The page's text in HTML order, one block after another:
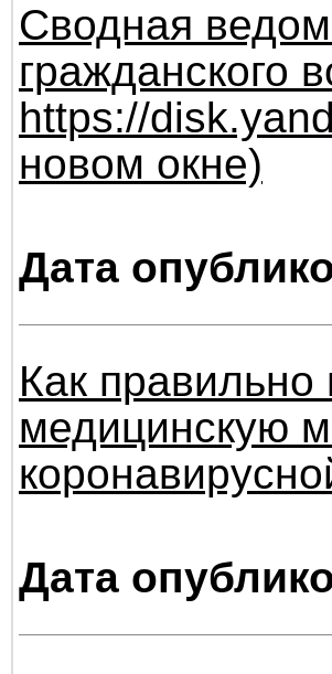
Сводная
гражданского
https://
новом окне)
Дата
Как правильно
медицинскую
Дата